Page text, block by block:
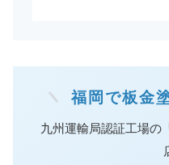
福岡で板金
九州運輸局認証工場の